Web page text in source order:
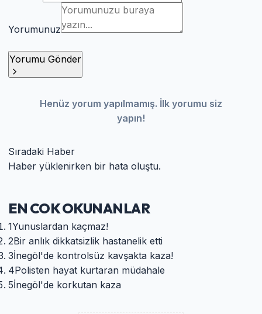
Yorumunuz
Yorumu Gönder
Henüz yorum yapılmamış. İlk yorumu siz
yapın!
Sıradaki Haber
Haber yüklenirken bir hata oluştu.
EN COK OKUNANLAR
1Yunuslardan kaçmaz!
2Bir anlık dikkatsizlik hastanelik etti
3İnegöl'de kontrolsüz kavşakta kaza!
4Polisten hayat kurtaran müdahale
5İnegöl'de korkutan kaza